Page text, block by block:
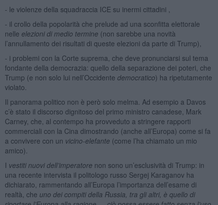
- le violenze della squadraccia ICE su inermi cittadini ,
- il crollo della popolarità che prelude ad una sconfitta elettorale
nelle elezioni di medio termine (non sarebbe una novità
l’annullamento dei risultati di queste elezioni da parte di Trump),
- i problemi con la Corte suprema, che deve pronunciarsi sul tema
fondante della democrazia: quello della separazione dei poteri, che
Trump (e non solo lui nell’Occidente democratico) ha ripetutamente
violato.
Il panorama politico non è però solo melma. Ad esempio a Davos
c’è stato il discorso dignitoso del primo ministro canadese, Mark
Carney, che, al contempo ha provveduto a stringere rapporti
commerciali con la Cina dimostrando (anche all’Europa) come si fa
a convivere con un vicino-elefante (come l’ha chiamato un mio
amico).
I vestiti nuovi dell’imperatore non sono un’esclusività di Trump: in
una recente intervista il politologo russo Sergej Karaganov ha
dichiarato, rammentando all’Europa l’importanza dell’esame di
realtà, che uno dei compiti della Russia, tra gli altri, è quello di